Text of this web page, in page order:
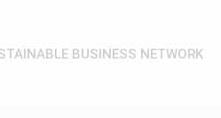
BUSINESS NETWORK